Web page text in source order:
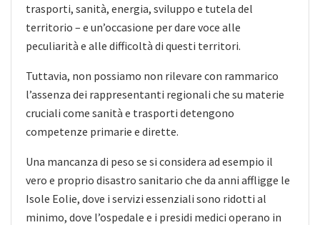
trasporti, sanità, energia, sviluppo e tutela del
territorio – e un’occasione per dare voce alle
peculiarità e alle difficoltà di questi territori.
Tuttavia, non possiamo non rilevare con rammarico
l’assenza dei rappresentanti regionali che su materie
cruciali come sanità e trasporti detengono
competenze primarie e dirette.
Una mancanza di peso se si considera ad esempio il
vero e proprio disastro sanitario che da anni affligge le
Isole Eolie, dove i servizi essenziali sono ridotti al
minimo, dove l’ospedale e i presidi medici operano in